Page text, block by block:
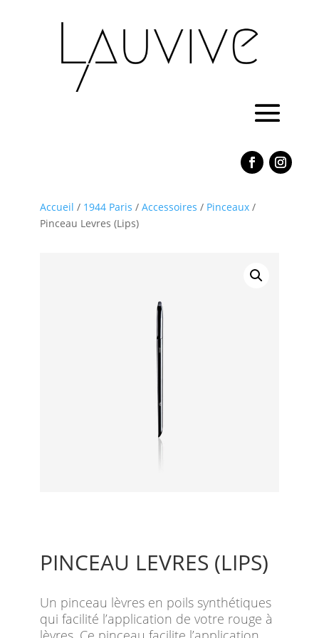
Accueil / 1944 Paris / Accessoires / Pinceaux /
Pinceau Levres (Lips)
PINCEAU LEVRES (LIPS)
Un pinceau lèvres en poils synthétiques
qui facilité l’application de votre rouge à